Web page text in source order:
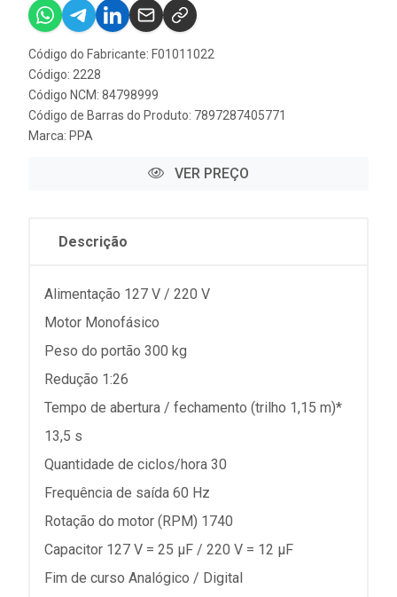
Código do Fabricante: F01011022
Código: 2228
Código NCM: 84798999
Código de Barras do Produto: 7897287405771
Marca: PPA
VER PREÇO
Descrição
Alimentação 127 V / 220 V
Motor Monofásico
Peso do portão 300 kg
Redução 1:26
Tempo de abertura / fechamento (trilho 1,15 m)*
13,5 s
Quantidade de ciclos/hora 30
Frequência de saída 60 Hz
Rotação do motor (RPM) 1740
Capacitor 127 V = 25 µF / 220 V = 12 µF
Fim de curso Analógico / Digital